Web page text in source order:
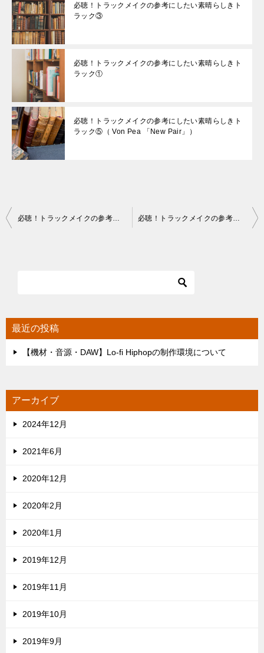
必聴！トラックメイクの参考にしたい素晴らしきト
ラック③
必聴！トラックメイクの参考にしたい素晴らしきト
ラック①
必聴！トラックメイクの参考にしたい素晴らしきト
ラック⑤（ Von Pea 「New Pair」）
投
シ
ョ
最近の投稿
【機材・音源・DAW】Lo-fi Hiphopの制作環境について
アーカイブ
2024年12月
2021年6月
2020年12月
2020年2月
2020年1月
2019年12月
2019年11月
2019年10月
2019年9月